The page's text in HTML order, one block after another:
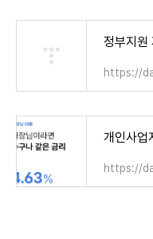
https://
개인사업
https://